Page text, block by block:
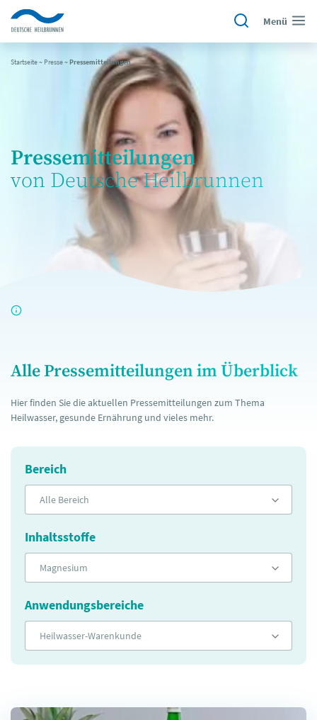
Menü
Startseite~ Presse~Pressemitteilungen
Pressemitteilungen
von Deutsche Heilbrunnen
Alle Pressemitteilungen im Überblick
Hier finden Sie die aktuellen Pressemitteilungen zum Thema
Heilwasser, gesunde Ernährung und vieles mehr.
Bereich
Alle Bereich
Inhaltsstoffe
Magnesium
Anwendungsbereiche
Heilwasser-Warenkunde